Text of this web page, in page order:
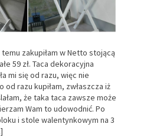
temu zakupiłam w Netto stojącą
59 zł. Taca dekoracyjna
mi się od razu, więc nie
od razu kupiłam, zwłaszcza iż
że taka taca zawsze może
Wam to udowodnić. Po
i stole walentynkowym na 3